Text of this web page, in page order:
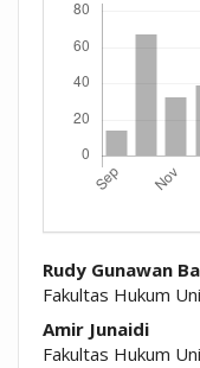
Rudy Gunawan
Fakultas Hukum
Amir Junaidi
Fakultas Hukum